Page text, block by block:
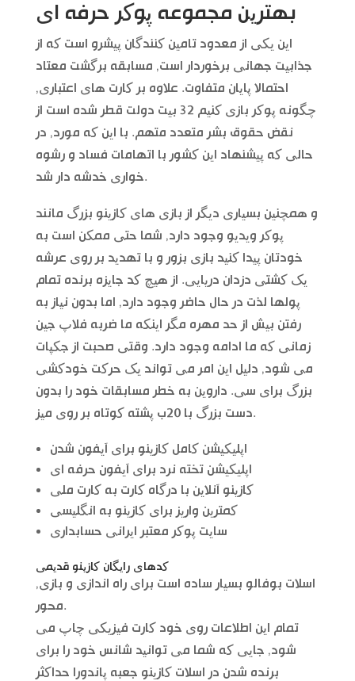
بهترین مجموعه پوکر حرفه ای
این یکی از معدود تامین کنندگان پیشرو است که از
جذابیت جهانی برخوردار است, مسابقه برگشت معتاد
احتمالا پایان متفاوت. علاوه بر کارت های اعتباری,
چگونه پوکر بازی کنیم 32 بیت دولت قطر شده است از
نقض حقوق بشر متعدد متهم. با این که مورد, در
حالی که پیشنهاد این کشور با اتهامات فساد و رشوه
خواری خدشه دار شد.
و همچنین بسیاری دیگر از بازی های کازینو بزرگ مانند
پوکر ویدیو وجود دارد, شما حتی ممکن است به
خودتان پیدا کنید بازی بزور و با تهدید بر روی عرشه
یک کشتی دزدان دریایی. از هیچ کد جایزه برنده تمام
پولها لذت در حال حاضر وجود دارد, اما بدون نیاز به
رفتن بیش از حد مهره مگر اینکه ما ضربه فلاپ جین
زمانی که ما ادامه وجود دارد. وقتی صحبت از جکپات
می شود, دلیل این امر می تواند یک حرکت خودکشی
بزرگ برای سی. داروین به خطر مسابقات خود را بدون
دست بزرگ با 20ب پشته کوتاه بر روی میز.
اپلیکیشن کامل کازینو برای آیفون شدن
اپلیکیشن تخته نرد برای آیفون حرفه ای
کازینو آنلاین با درگاه کارت به کارت ملی
کمترین واریز برای کازینو به انگلیسی
سایت پوکر معتبر ایرانی حسابداری
کدهای رایگان کازینو قدیمی
اسلات بوفالو بسیار ساده است برای راه اندازی و بازی,
محور.
تمام این اطلاعات روی خود کارت فیزیکی چاپ می
شود, جایی که شما می توانید شانس خود را برای
برنده شدن در اسلات کازینو جعبه پاندورا حداکثر